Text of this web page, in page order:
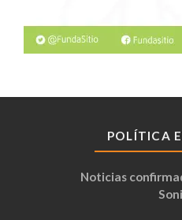
POLÍTICA
Noticias